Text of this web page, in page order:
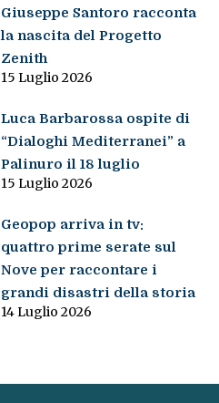
Giuseppe Santoro racconta
la nascita del Progetto
Zenith
15 Luglio 2026
Luca Barbarossa ospite di
“Dialoghi Mediterranei” a
Palinuro il 18 luglio
15 Luglio 2026
Geopop arriva in tv:
quattro prime serate sul
Nove per raccontare i
grandi disastri della storia
14 Luglio 2026